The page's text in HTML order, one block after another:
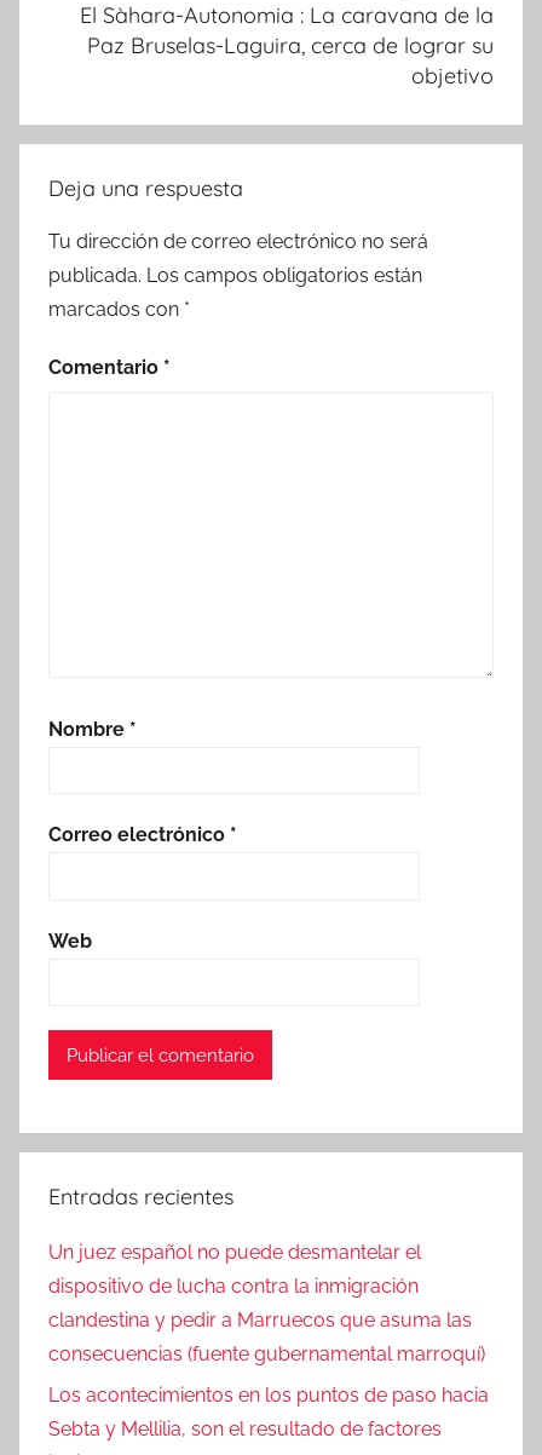
El Sàhara-Autonomia : La caravana de la
Paz Bruselas-Laguira, cerca de lograr su
objetivo
Deja una respuesta
Tu dirección de correo electrónico no será
publicada. Los campos obligatorios están
marcados con *
Comentario *
Nombre *
Correo electrónico *
Web
Entradas recientes
Un juez español no puede desmantelar el
dispositivo de lucha contra la inmigración
clandestina y pedir a Marruecos que asuma las
consecuencias (fuente gubernamental marroquí)
Los acontecimientos en los puntos de paso hacia
Sebta y Mellilia, son el resultado de factores